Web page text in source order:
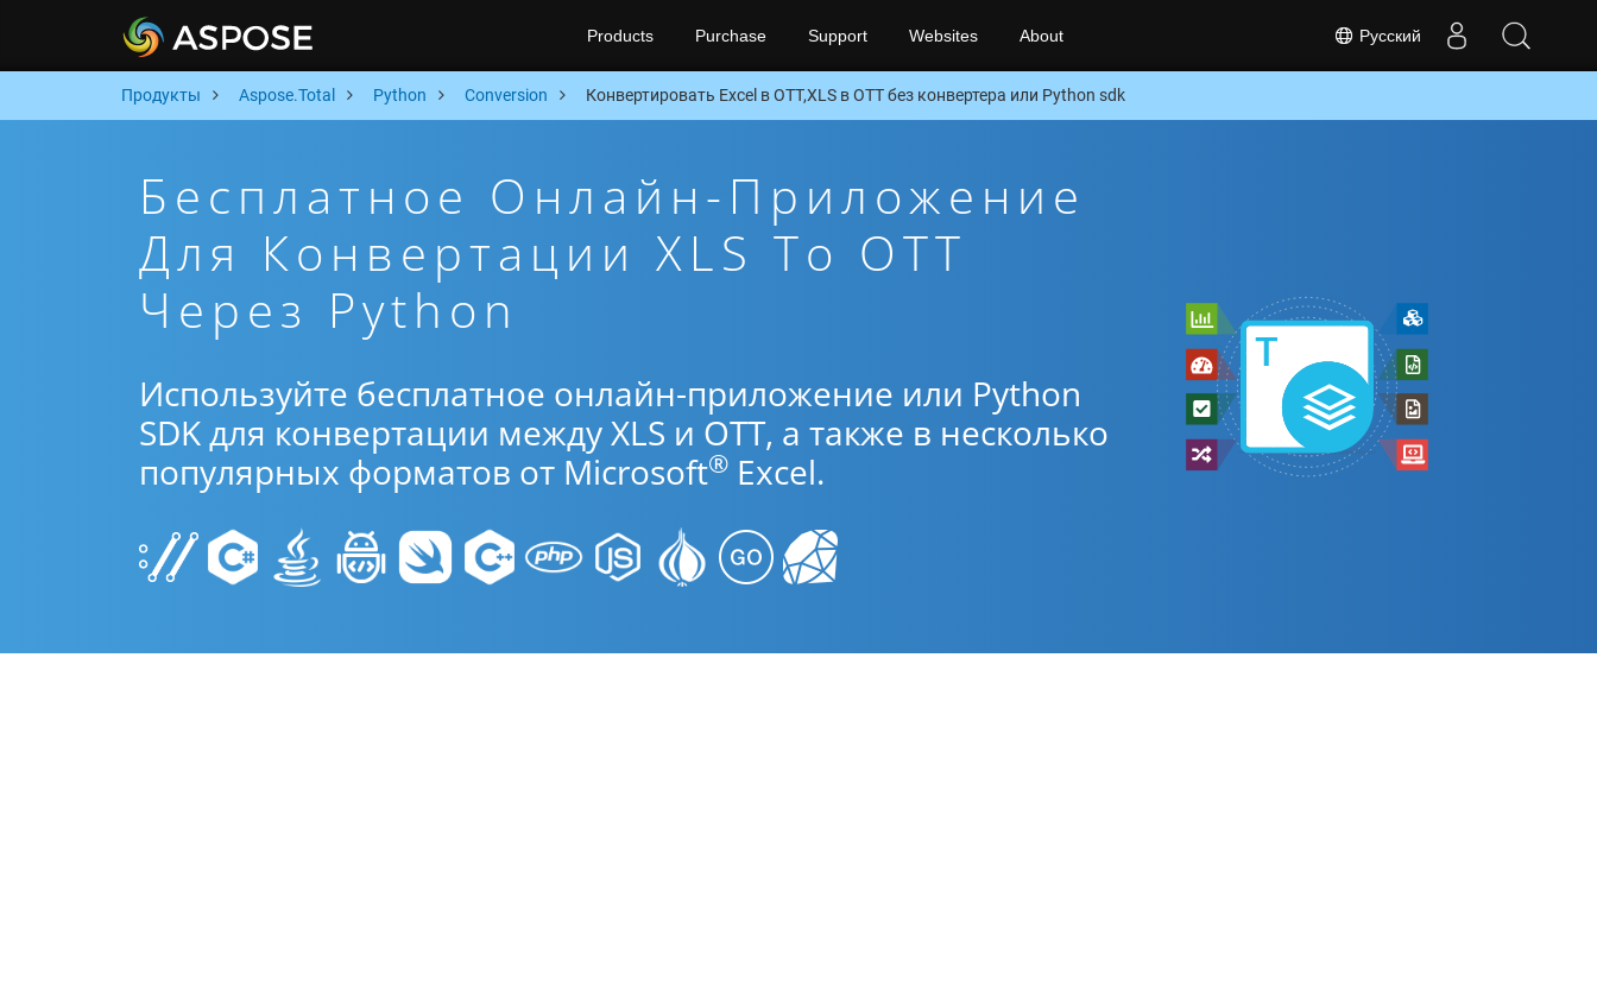
Русский
Products Purchase Support Websites About
Продукты Aspose.Total Python Conversion Конвертировать Excel в OTT,XLS в OTT без конвертера или Python sdk
Бесплатное Онлайн-Приложение
Для Конвертации XLS To OTT
Через Python
Используйте бесплатное онлайн-приложение или Python
SDK для конвертации между XLS и OTT, а также в несколько
популярных форматов от Microsoft® Excel.